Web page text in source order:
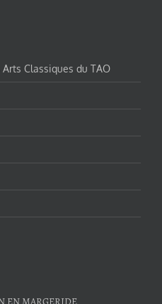
Classiques du TAO
EN MARGERIDE